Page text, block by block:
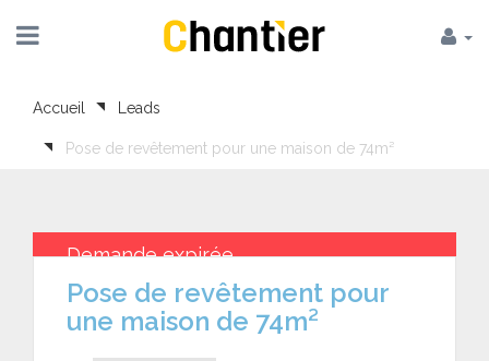
Accueil Leads
Pose de revêtement pour une maison de 74m²
Demande expirée
Pose de revêtement pour
une maison de 74m²